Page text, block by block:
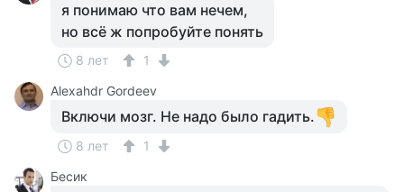
я понимаю что вам нечем,
но всё ж попробуйте понять
8 лет
1
Alexahdr Gordeev
Включи мозг. Не надо было гадить.
8 лет
1
Бесик